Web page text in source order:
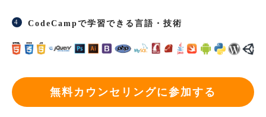
CodeCampで学習できる言語・技術
無料カウンセリングに参加する